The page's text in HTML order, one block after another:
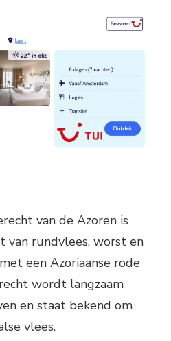
van de Azoren is
van rundvlees, worst en
een Azoriaanse rode
wordt langzaam
en staat bekend om
vlees.